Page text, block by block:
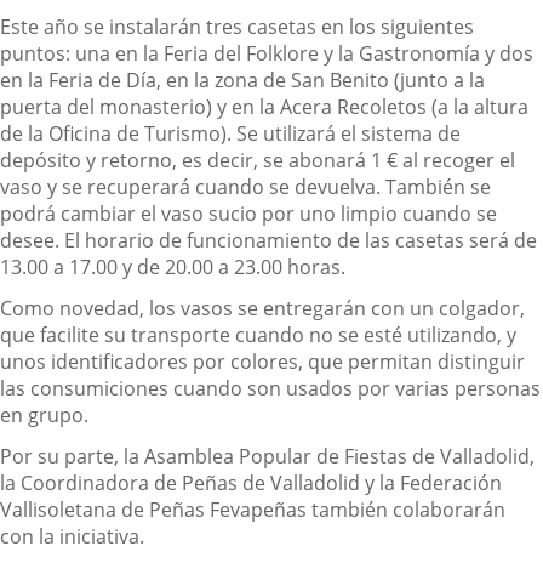
Este año se instalarán tres casetas en los siguientes
puntos: una en la Feria del Folklore y la Gastronomía y dos
en la Feria de Día, en la zona de San Benito (junto a la
puerta del monasterio) y en la Acera Recoletos (a la altura
de la Oficina de Turismo). Se utilizará el sistema de
depósito y retorno, es decir, se abonará 1 € al recoger el
vaso y se recuperará cuando se devuelva. También se
podrá cambiar el vaso sucio por uno limpio cuando se
desee. El horario de funcionamiento de las casetas será de
13.00 a 17.00 y de 20.00 a 23.00 horas.
Como novedad, los vasos se entregarán con un colgador,
que facilite su transporte cuando no se esté utilizando, y
unos identificadores por colores, que permitan distinguir
las consumiciones cuando son usados por varias personas
en grupo.
Por su parte, la Asamblea Popular de Fiestas de Valladolid,
la Coordinadora de Peñas de Valladolid y la Federación
Vallisoletana de Peñas Fevapeñas también colaborarán
con la iniciativa.